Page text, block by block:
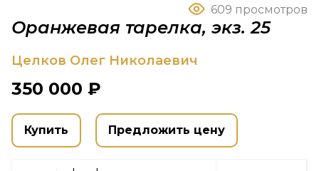
609 просмотров
Оранжевая тарелка, экз. 25
Целков Олег Николаевич
350 000 ₽
Купить Предложить цену